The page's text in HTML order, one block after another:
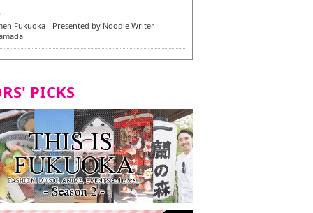
Fukuoka - Presented by Noodle Writer
Cosplay] - Indonesia - #019 MM Earlene
Hakata Honten | Keliling Kota Fukuoka
vegan/vegetarian baru
Fukuoka mencicipi menu vegan/vegetarian
PICKS